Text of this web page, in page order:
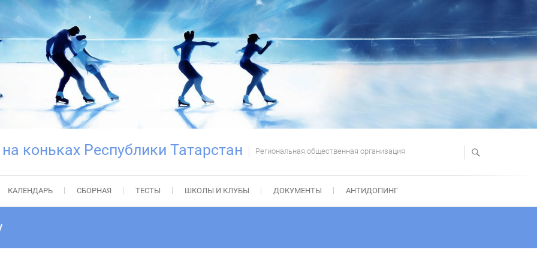
коньках Республики Татарстан Региональная общественная организация
КАЛЕНДАРЬ СБОРНАЯ ТЕСТЫ ШКОЛЫ И КЛУБЫ ДОКУМЕНТЫ АНТИДОПИНГ